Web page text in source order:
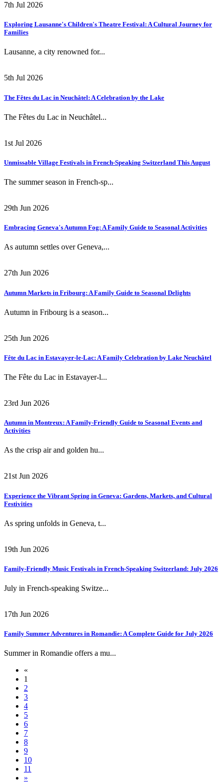
7th Jul 2026
Exploring Lausanne's Children's Theatre Festival: A Cultural Journey for
Families
Lausanne, a city renowned for...
5th Jul 2026
The Fêtes du Lac in Neuchâtel: A Celebration by the Lake
The Fêtes du Lac in Neuchâtel...
1st Jul 2026
Unmissable Village Festivals in French-Speaking Switzerland This August
The summer season in French-sp...
29th Jun 2026
Embracing Geneva's Autumn Fog: A Family Guide to Seasonal Activities
As autumn settles over Geneva,...
27th Jun 2026
Autumn Markets in Fribourg: A Family Guide to Seasonal Delights
Autumn in Fribourg is a season...
25th Jun 2026
Fête du Lac in Estavayer-le-Lac: A Family Celebration by Lake Neuchâtel
The Fête du Lac in Estavayer-l...
23rd Jun 2026
Autumn in Montreux: A Family-Friendly Guide to Seasonal Events and
Activities
As the crisp air and golden hu...
21st Jun 2026
Experience the Vibrant Spring in Geneva: Gardens, Markets, and Cultural
Festivities
As spring unfolds in Geneva, t...
19th Jun 2026
Family-Friendly Music Festivals in French-Speaking Switzerland: July 2026
July in French-speaking Switze...
17th Jun 2026
Family Summer Adventures in Romandie: A Complete Guide for July 2026
Summer in Romandie offers a mu...
«
1
2
3
4
5
6
7
8
9
10
11
»